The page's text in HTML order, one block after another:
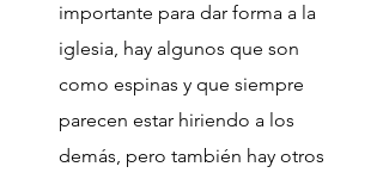
importante para dar forma a la
iglesia, hay algunos que son
como espinas y que siempre
parecen estar hiriendo a los
demás, pero también hay otros